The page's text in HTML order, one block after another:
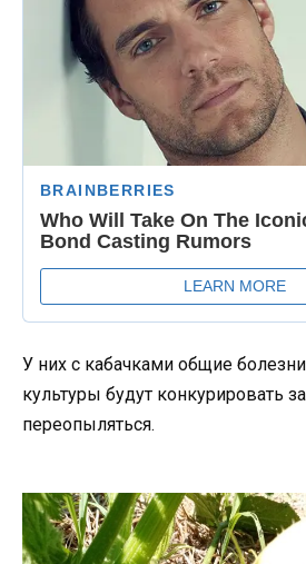
У них с кабачками общие
культуры будут конкурировать
переопыляться.